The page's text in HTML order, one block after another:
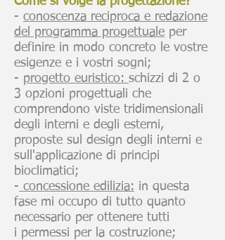
- conoscenza reciproca e redazione
del programma progettuale per
definire in modo concreto le vostre
esigenze e i vostri sogni;
- progetto euristico: schizzi di 2 o
3 opzioni progettuali che
comprendono viste tridimensionali
degli interni e degli esterni,
proposte sul design degli interni e
sull'applicazione di principi
bioclimatici;
- concessione edilizia: in questa
fase mi occupo di tutto quanto
necessario per ottenere tutti
i permessi per la costruzione;